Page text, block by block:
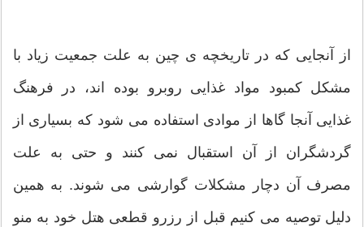
از آنجایی که در تاریخچه ی چین به علت جمعیت زیاد با
مشکل کمبود مواد غذایی روبرو بوده اند، در فرهنگ
غذایی آنجا گاها از موادی استفاده می شود که بسیاری از
گردشگران از آن استقبال نمی کنند و حتی به علت
مصرف آن دچار مشکلات گوارشی می شوند. به همین
دلیل توصیه می کنیم قبل از رزرو قطعی هتل خود به منو